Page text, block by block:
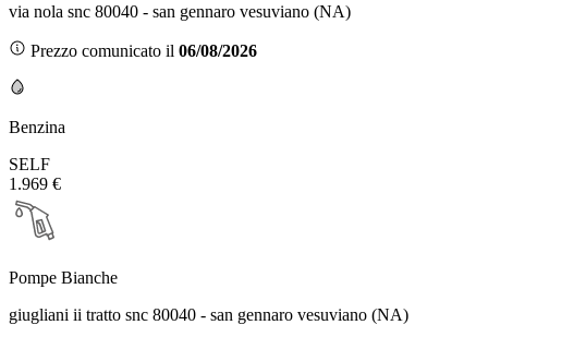
via nola snc 80040 - san gennaro vesuviano (NA)
Prezzo comunicato il 06/08/2026
Benzina
SELF
1.969 €
Pompe Bianche
giugliani ii tratto snc 80040 - san gennaro vesuviano (NA)